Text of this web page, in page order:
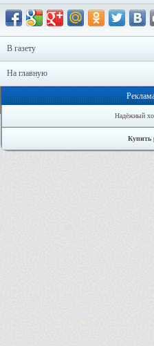
В газету
На главную
Надёжный
Купить